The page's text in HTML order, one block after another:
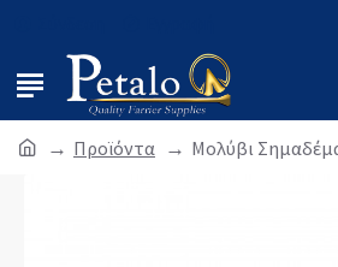
Προϊόντα Μολύβι